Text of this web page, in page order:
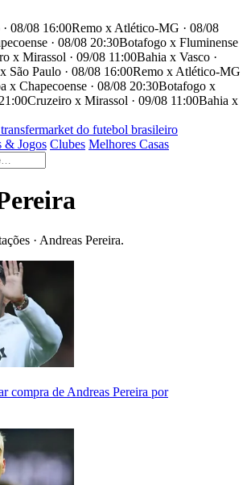
08/08 16:00Remo x Atlético-MG · 08/08
· 08/08 20:30Botafogo x Fluminense
x Mirassol · 09/08 11:00Bahia x Vasco ·
São Paulo · 08/08 16:00Remo x Atlético-MG
x Chapecoense · 08/08 20:30Botafogo x
Cruzeiro x Mirassol · 09/08 11:00Bahia x
do futebol brasileiro
& Jogos Clubes Melhores Casas
· Andreas Pereira.
compra de Andreas Pereira por